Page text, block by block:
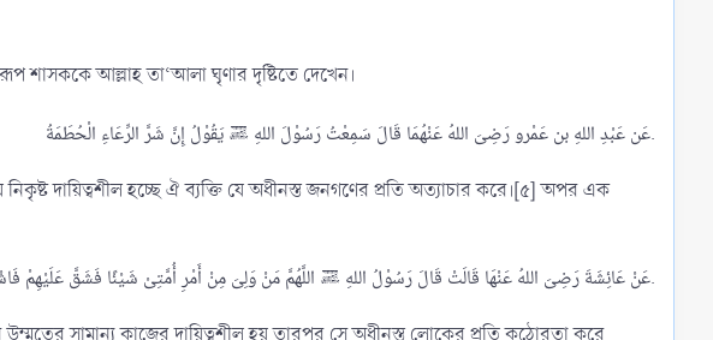
শাসককে আল্লাহ তা‘আলা ঘৃণার দৃষ্টিতে দেখেন।
عَن عَبْدِ اللهِ بن عَمْرو رَضِىَ اللهُ عَنْهُمَا قَالَ سَمِعْتُ رَسُوْلَ اللهِ ﷺ يَقُوْلُ إِنَّ شَرَّ الرِّعَاءِ الْحُطَمَةُ.​
عَنْ عَائِشَةَ رَضِىَ اللهُ عَنْهَا قَالَتْ قَالَ رَسُوْلُ اللهِ ﷺ اللَّهُمَّ مَنْ وَلِىَ مِنْ أَمْرِ أُمَّتِىْ شَيْئًا فَشَقَّ عَلَيْهِمْ فَاشْقُقْ عَلَيْهِ وَمَنْ وَلِىَ مِنْ أَمْرِ أُمَّتِىْ شَيْئًا فَرَفَقَ بِهِمْ فَارْفُقْ بِهِ.​